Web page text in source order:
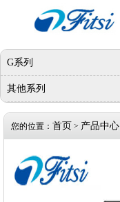
G系列
其他系列
您的位置： 首页 > 产品中心